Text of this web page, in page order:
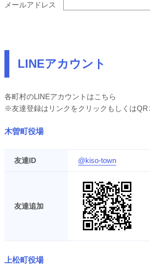
メールアドレス
LINEアカウント
各町村のLINEアカウントはこちら
※友達登録はリンクをクリックもしくは
木曽町役場
友達ID @kiso-town
友達追加
上松町役場